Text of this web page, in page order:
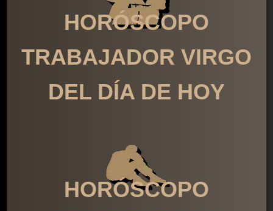
HORÓSCOPO
TRABAJADOR VIRGO
DEL DÍA DE HOY
HORÓSCOPO